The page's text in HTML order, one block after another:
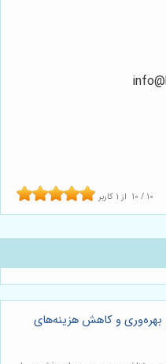
10 / 10 از 1 کاربر
بهره‌وری و کاهش هزینه‌های